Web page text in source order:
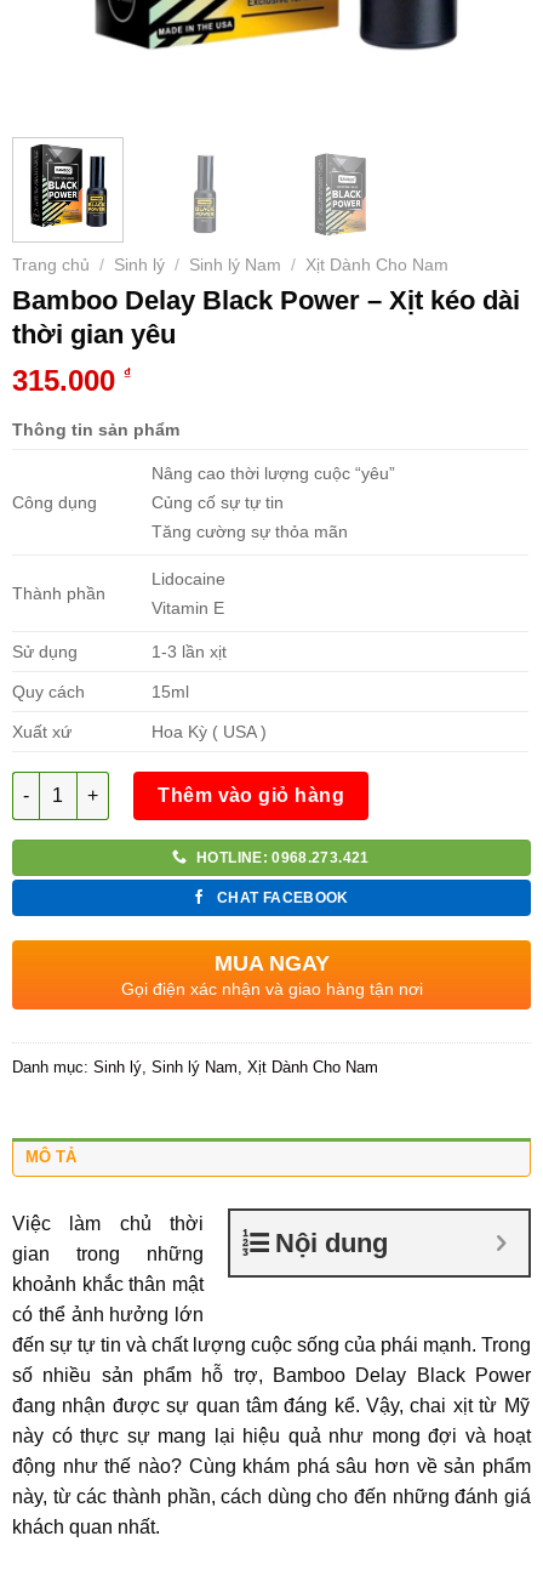
Trang chủ / Sinh lý / Sinh lý Nam / Xịt Dành Cho Nam
Bamboo Delay Black Power – Xịt kéo dài
thời gian yêu
315.000 ₫
Thông tin sản phẩm
Công dụng
Nâng cao thời lượng cuộc “yêu”
Củng cố sự tự tin
Tăng cường sự thỏa mãn
Thành phần
Lidocaine
Vitamin E
Sử dụng 1-3 lần xịt
Quy cách 15ml
Xuất xứ Hoa Kỳ ( USA )
Số lượng
Thêm vào giỏ hàng
HOTLINE: 0968.273.421
CHAT FACEBOOK
MUA NGAY
Gọi điện xác nhận và giao hàng tận nơi
Danh mục: Sinh lý Sinh lý Nam Xịt Dành Cho Nam
MÔ TẢ
Nội dung
Việc làm chủ thời
gian trong những
khoảnh khắc thân mật
có thể ảnh hưởng lớn
đến sự tự tin và chất lượng cuộc sống của phái mạnh. Trong
số nhiều sản phẩm hỗ trợ,
Bamboo Delay Black Power
đang nhận được sự quan tâm đáng kể. Vậy, chai xịt từ Mỹ
này có thực sự mang lại hiệu quả như mong đợi và hoạt
động như thế nào? Cùng khám phá sâu hơn về sản phẩm
này, từ các thành phần, cách dùng cho đến những đánh giá
khách quan nhất.